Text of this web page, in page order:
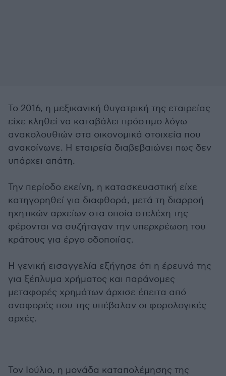
Το 2016, η μεξικανική θυγατρική της εταιρείας
είχε κληθεί να καταβάλει πρόστιμο λόγω
ανακολουθιών στα οικονομικά στοιχεία που
ανακοίνωνε. Η εταιρεία διαβεβαιώνει πως δεν
υπάρχει απάτη.
Την περίοδο εκείνη, η κατασκευαστική είχε
κατηγορηθεί για διαφθορά, μετά τη διαρροή
ηχητικών αρχείων στα οποία στελέχη της
φέρονται να συζήταγαν την υπερχρέωση του
κράτους για έργο οδοποιίας.
Η γενική εισαγγελία εξήγησε ότι η έρευνά της
για ξέπλυμα χρήματος και παράνομες
μεταφορές χρημάτων άρχισε έπειτα από
αναφορές που της υπέβαλαν οι φορολογικές
αρχές.
Τον Ιούλιο, η μονάδα καταπολέμησης της